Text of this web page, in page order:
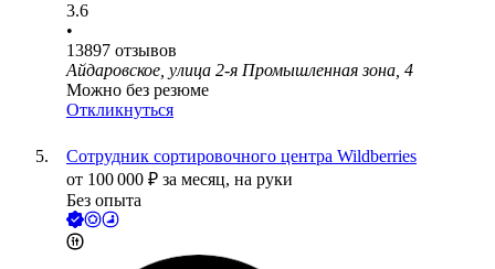
3.6
•
13897 отзывов
Айдаровское, улица 2-я Промышленная зона, 4
Можно без резюме
Откликнуться
Сотрудник сортировочного центра Wildberries
от 100 000 ₽ за месяц, на руки
Без опыта